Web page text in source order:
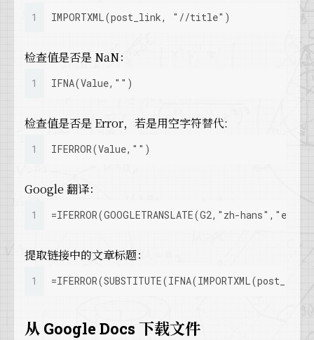
1 IMPORTXML(post_link, "//title")
检查值是否是 NaN：
1 IFNA(Value,"")
检查值是否是 Error，若是用空字符替代:
1 IFERROR(Value,"")
Google 翻译：
1 =IFERROR(GOOGLETRANSLATE(G2,"zh-
提取链接中的文章标题：
1
从 Google Docs 下载文件